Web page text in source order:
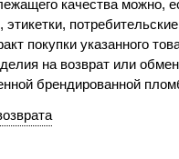
качества можно,
покупки указанного
на возврат или
брендированной